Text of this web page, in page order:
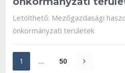
Letölthető: Mezőgazdasági
önkormányzati területek
1 … 50